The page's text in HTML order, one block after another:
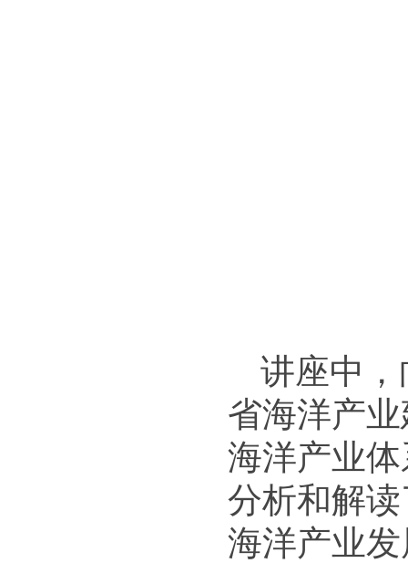
讲座中
省海洋产
海洋产业
分析和解
海洋产业